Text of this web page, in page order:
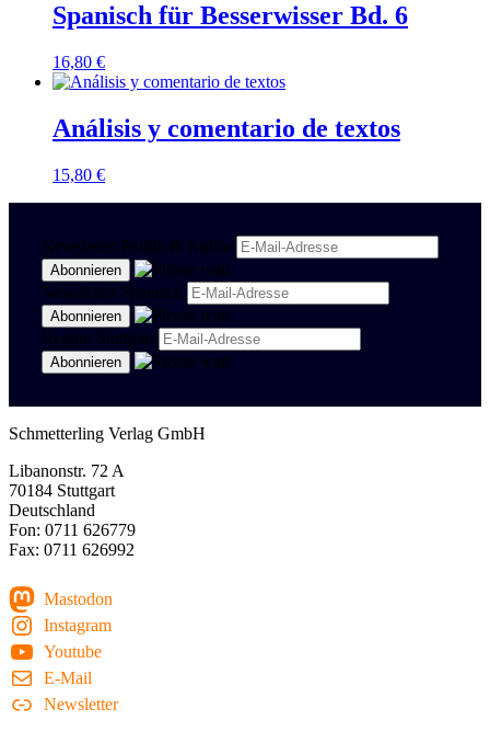
Spanisch für Besserwisser Bd. 6
16,80 €
Análisis y comentario de textos
15,80 €
Newsletter Politik & Kultur
Newsletter Spanisch
Region Stuttgart
Schmetterling Verlag GmbH
Libanonstr. 72 A
70184 Stuttgart
Deutschland
Fon: 0711 626779
Fax: 0711 626992
Mastodon
Instagram
Youtube
E-Mail
Newsletter